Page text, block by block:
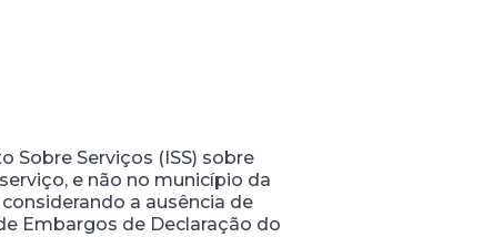
Sobre Serviços (ISS) sobre
e não no município da
a ausência de
Embargos de Declaração do